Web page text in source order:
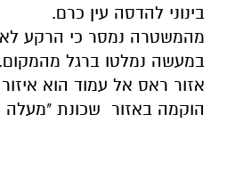
בינוני להדסה עין כרם.
מהמשטרה נמסר כי הרקע
במעשה נמלטו ברגל מהמקום.
אזור ראס אל עמוד הוא
הוקמה באזור שכונת "מעלה